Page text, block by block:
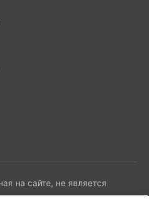
на сайте, не является